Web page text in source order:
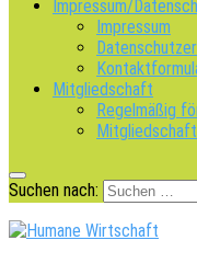
Impressum/
Impressum
Mitgliedschaft
Regelmäßig
Mitgliedschaft
Suchen nach: